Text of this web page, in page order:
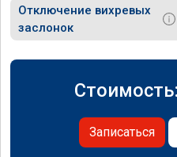
Отключение вихревых
заслонок
Записаться